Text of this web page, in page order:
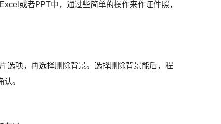
或者PPT中，通过些简单的操作来作证件照，
选项，再选择删除背景。选择删除背景能后，程
。